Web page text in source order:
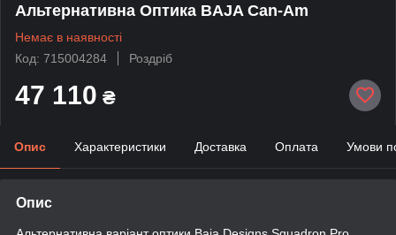
Альтернативна Оптика BAJA Can-Am
Немає в наявності
Код: 715004284
Роздріб
47 110 ₴
Опис Характеристики Доставка Оплата Умови
Опис